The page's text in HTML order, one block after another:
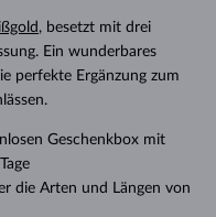
, besetzt mit drei
Ein wunderbares
perfekte Ergänzung zum
Geschenkbox mit
die Arten und Längen von